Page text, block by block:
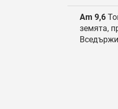
Am 9,6
земята,